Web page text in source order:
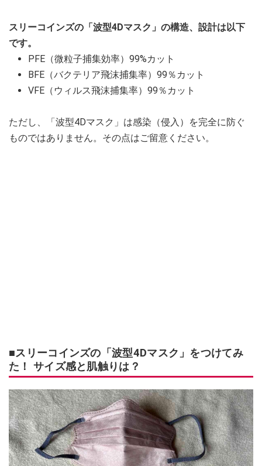
スリーコインズの「波型4Dマスク」の構造、設計は以下
です。
PFE（微粒子捕集効率）99%カット
BFE（バクテリア飛沫捕集率）99％カット
VFE（ウィルス飛沫捕集率）99％カット
ただし、「波型4Dマスク」は感染（侵入）を完全に防ぐ
ものではありません。その点はご留意ください。
■スリーコインズの「波型4Dマスク」をつけてみ
た！ サイズ感と肌触りは？